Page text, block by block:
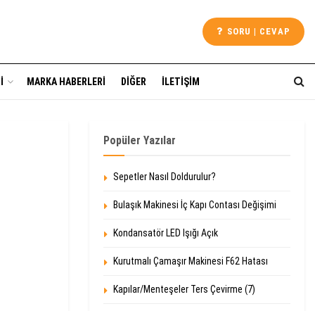
SORU | CEVAP
MARKA HABERLERI DIĞER İLETIŞIM
Popüler Yazılar
Sepetler Nasıl Doldurulur?
Bulaşık Makinesi İç Kapı Contası Değişimi
Kondansatör LED Işığı Açık
Kurutmalı Çamaşır Makinesi F62 Hatası
Kapılar/Menteşeler Ters Çevirme (7)